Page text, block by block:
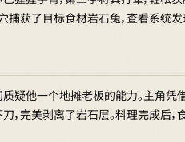
捕获了目标食材岩石兔，查看系统
疑他一个地摊老板的能力。主角
，完美剥离了岩石层。料理完成后